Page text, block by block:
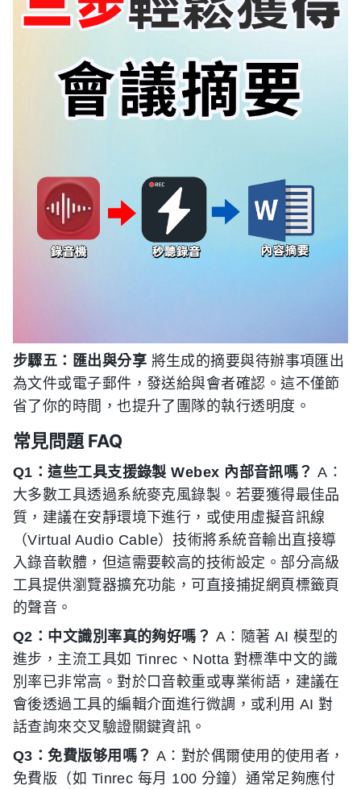
步驟五：匯出與分享 將生成的摘要與待辦事項匯出
為文件或電子郵件，發送給與會者確認。這不僅節
省了你的時間，也提升了團隊的執行透明度。
常見問題 FAQ
Q1：這些工具支援錄製 Webex 內部音訊嗎？ A：
大多數工具透過系統麥克風錄製。若要獲得最佳品
質，建議在安靜環境下進行，或使用虛擬音訊線
（Virtual Audio Cable）技術將系統音輸出直接導
入錄音軟體，但這需要較高的技術設定。部分高級
工具提供瀏覽器擴充功能，可直接捕捉網頁標籤頁
的聲音。
Q2：中文識別率真的夠好嗎？ A：隨著 AI 模型的
進步，主流工具如 Tinrec、Notta 對標準中文的識
別率已非常高。對於口音較重或專業術語，建議在
會後透過工具的編輯介面進行微調，或利用 AI 對
話查詢來交叉驗證關鍵資訊。
Q3：免費版够用嗎？ A：對於偶爾使用的使用者，
免費版（如 Tinrec 每月 100 分鐘）通常足夠應付